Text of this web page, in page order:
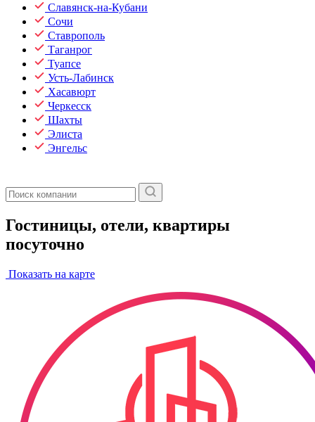
Славянск-на-Кубани
Сочи
Ставрополь
Таганрог
Туапсе
Усть-Лабинск
Хасавюрт
Черкесск
Шахты
Элиста
Энгельс
Гостиницы, отели, квартиры
посуточно
Показать на карте